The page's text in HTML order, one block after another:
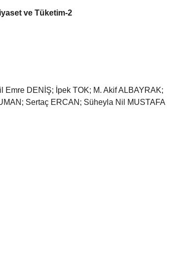
ve Tüketim-2
Emre DENİŞ; İpek TOK; M. Akif ALBAYRAK;
Sertaç ERCAN; Süheyla Nil MUSTAFA